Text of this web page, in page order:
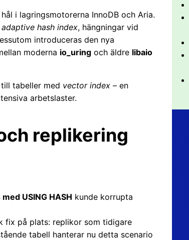
i lagringsmotorerna InnoDB och Aria.
adaptive hash index, hängningar vid
introduceras den nya
moderna io_uring och äldre libaio
till tabeller med vector index – en
arbetslaster.
replikering
USING HASH kunde korrupta
fix på plats: replikor som tidigare
tabell hanterar nu detta scenario